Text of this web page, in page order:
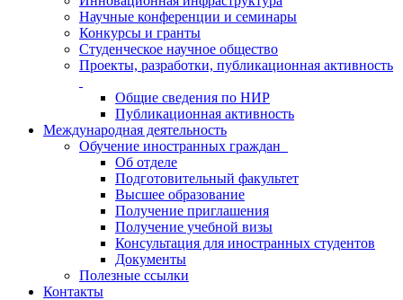
Научные конференции и семинары
Конкурсы и гранты
Студенческое научное общество
Проекты, разработки, публикационная активность
Общие сведения по НИР
Публикационная активность
Международная деятельность
Обучение иностранных граждан
Об отделе
Подготовительный факультет
Высшее образование
Получение приглашения
Получение учебной визы
Консультация для иностранных студентов
Документы
Полезные ссылки
Контакты